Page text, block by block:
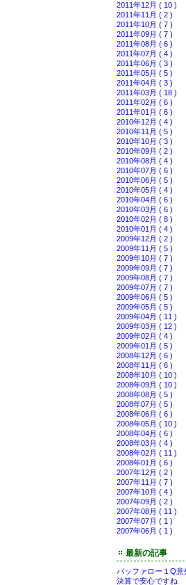
2011年12月 ( 10 )
2011年11月 ( 2 )
2011年10月 ( 7 )
2011年09月 ( 7 )
2011年08月 ( 6 )
2011年07月 ( 4 )
2011年06月 ( 3 )
2011年05月 ( 5 )
2011年04月 ( 3 )
2011年03月 ( 18 )
2011年02月 ( 6 )
2011年01月 ( 6 )
2010年12月 ( 4 )
2010年11月 ( 5 )
2010年10月 ( 3 )
2010年09月 ( 2 )
2010年08月 ( 4 )
2010年07月 ( 6 )
2010年06月 ( 5 )
2010年05月 ( 4 )
2010年04月 ( 6 )
2010年03月 ( 6 )
2010年02月 ( 8 )
2010年01月 ( 4 )
2009年12月 ( 2 )
2009年11月 ( 5 )
2009年10月 ( 7 )
2009年09月 ( 7 )
2009年08月 ( 7 )
2009年07月 ( 7 )
2009年06月 ( 5 )
2009年05月 ( 5 )
2009年04月 ( 11 )
2009年03月 ( 12 )
2009年02月 ( 4 )
2009年01月 ( 5 )
2008年12月 ( 6 )
2008年11月 ( 6 )
2008年10月 ( 10 )
2008年09月 ( 10 )
2008年08月 ( 5 )
2008年07月 ( 5 )
2008年06月 ( 6 )
2008年05月 ( 10 )
2008年04月 ( 6 )
2008年03月 ( 4 )
2008年02月 ( 11 )
2008年01月 ( 6 )
2007年12月 ( 2 )
2007年11月 ( 7 )
2007年10月 ( 4 )
2007年09月 ( 2 )
2007年08月 ( 11 )
2007年07月 ( 1 )
2007年06月 ( 1 )
最新の記事
バッファロー１Q意
決算で安心ですね